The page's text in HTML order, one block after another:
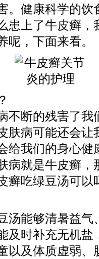
。健康科学的饮
患上了牛皮癣，
呢，下面来看。
？
断的残害了我
肤病可能还会让
给我们的身心健
病就是牛皮癣，
癣吃绿豆汤可以
能够清暑益气
及时补充无机盐
以及体质虚弱、